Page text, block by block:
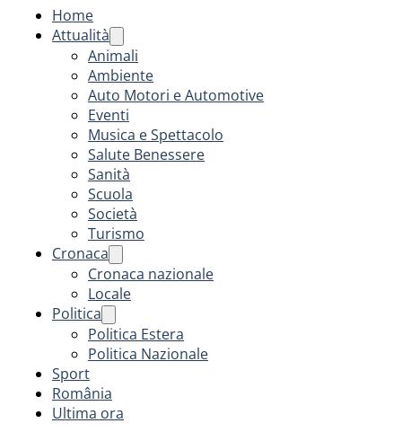
Home
Attualità
Animali
Ambiente
Auto Motori e Automotive
Eventi
Musica e Spettacolo
Salute Benessere
Sanità
Scuola
Società
Turismo
Cronaca
Cronaca nazionale
Locale
Politica
Politica Estera
Politica Nazionale
Sport
România
Ultima ora